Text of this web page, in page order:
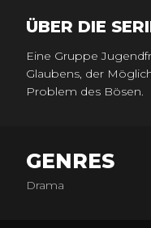
ÜBER DIE
Eine Gruppe
Glaubens, der
Problem des Bösen.
GENRES
Drama